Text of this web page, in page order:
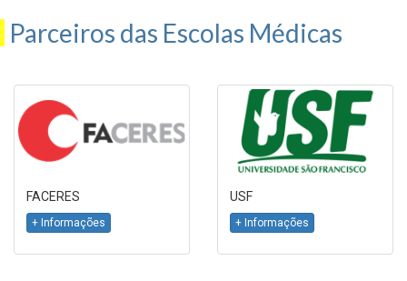
Parceiros das Escolas Médicas
FACERES
+ Informações
USF
+ Informações